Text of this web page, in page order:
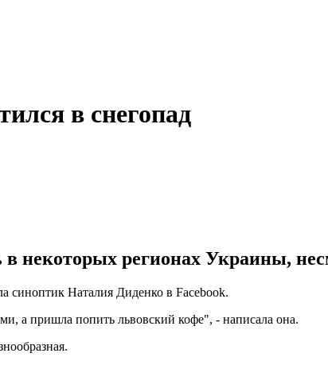
в снегопад
некоторых регионах Украины,
синоптик Наталия Диденко в Facebook.
а пришла попить львовский кофе", - написала она.